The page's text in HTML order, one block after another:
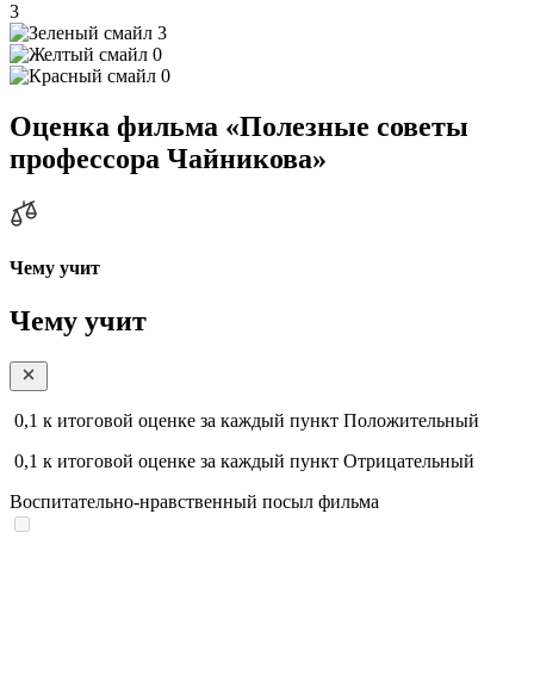
3
3
0
0
Оценка фильма «Полезные советы
профессора Чайникова»
Чему учит
Чему учит
0,1 к итоговой оценке за каждый пункт Положительный
0,1 к итоговой оценке за каждый пункт Отрицательный
Воспитательно-нравственный посыл фильма